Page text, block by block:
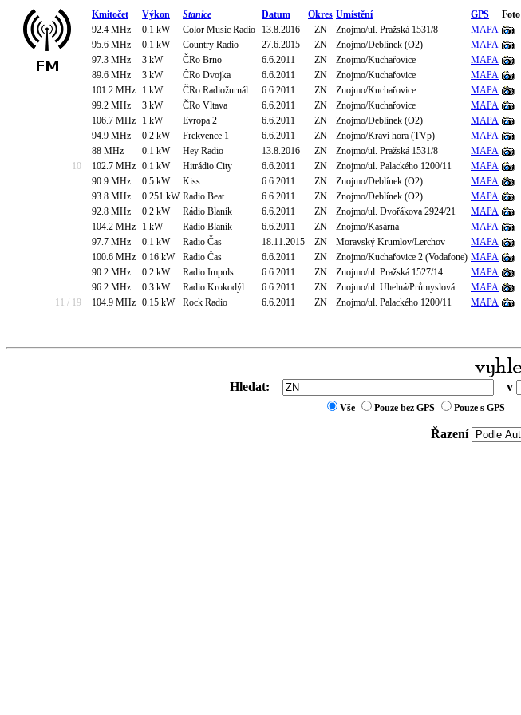
Kmitočet Výkon Stanice Datum Okres Umístění GPS Foto
92.4 MHz
0.1 kW Color Music Radio 13.8.2016 ZN Znojmo/ul. Pražská 1531/8 MAPA
95.6 MHz
0.1 kW Country Radio 27.6.2015 ZN Znojmo/Deblínek (O2) MAPA
97.3 MHz
3 kW ČRo Brno 6.6.2011 ZN Znojmo/Kuchařovice MAPA
89.6 MHz
3 kW ČRo Dvojka 6.6.2011 ZN Znojmo/Kuchařovice MAPA
101.2 MHz
1 kW ČRo Radiožurnál 6.6.2011 ZN Znojmo/Kuchařovice MAPA
99.2 MHz
3 kW ČRo Vltava 6.6.2011 ZN Znojmo/Kuchařovice MAPA
106.7 MHz
1 kW Evropa 2 6.6.2011 ZN Znojmo/Deblínek (O2) MAPA
94.9 MHz
0.2 kW Frekvence 1 6.6.2011 ZN Znojmo/Kraví hora (TVp) MAPA
88 MHz
0.1 kW Hey Radio 13.8.2016 ZN Znojmo/ul. Pražská 1531/8 MAPA
10
102.7 MHz 0.1 kW Hitrádio City 6.6.2011 ZN Znojmo/ul. Palackého 1200/11 MAPA
90.9 MHz
0.5 kW Kiss 6.6.2011 ZN Znojmo/Deblínek (O2) MAPA
93.8 MHz
0.251 kW Radio Beat 6.6.2011 ZN Znojmo/Deblínek (O2) MAPA
92.8 MHz
0.2 kW Rádio Blaník 6.6.2011 ZN Znojmo/ul. Dvořákova 2924/21 MAPA
104.2 MHz
1 kW Rádio Blaník 6.6.2011 ZN Znojmo/Kasárna MAPA
97.7 MHz
0.1 kW Radio Čas 18.11.2015 ZN Moravský Krumlov/Lerchov MAPA
100.6 MHz 0.16 kW Radio Čas 6.6.2011 ZN Znojmo/Kuchařovice 2 (Vodafone) MAPA
90.2 MHz
0.2 kW Radio Impuls 6.6.2011 ZN Znojmo/ul. Pražská 1527/14 MAPA
96.2 MHz
0.3 kW Radio Krokodýl 6.6.2011 ZN Znojmo/ul. Uhelná/Průmyslová MAPA
11 / 19
104.9 MHz 0.15 kW Rock Radio 6.6.2011 ZN Znojmo/ul. Palackého 1200/11 MAPA
Hledat: v
Vše Pouze bez GPS Pouze s GPS
Řazení